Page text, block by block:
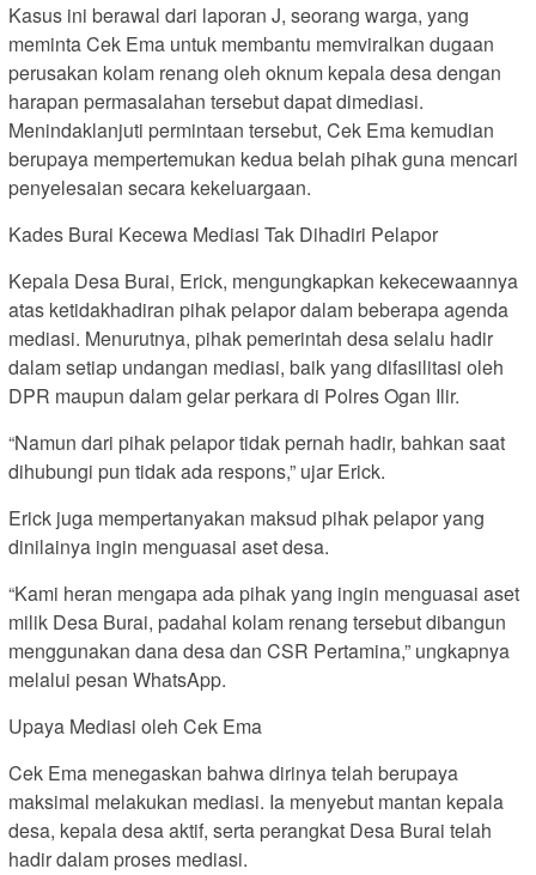
Kasus ini berawal dari laporan J, seorang warga, yang
meminta Cek Ema untuk membantu memviralkan dugaan
perusakan kolam renang oleh oknum kepala desa dengan
harapan permasalahan tersebut dapat dimediasi.
Menindaklanjuti permintaan tersebut, Cek Ema kemudian
berupaya mempertemukan kedua belah pihak guna mencari
penyelesaian secara kekeluargaan.
Kades Burai Kecewa Mediasi Tak Dihadiri Pelapor
Kepala Desa Burai, Erick, mengungkapkan kekecewaannya
atas ketidakhadiran pihak pelapor dalam beberapa agenda
mediasi. Menurutnya, pihak pemerintah desa selalu hadir
dalam setiap undangan mediasi, baik yang difasilitasi oleh
DPR maupun dalam gelar perkara di Polres Ogan Ilir.
“Namun dari pihak pelapor tidak pernah hadir, bahkan saat
dihubungi pun tidak ada respons,” ujar Erick.
Erick juga mempertanyakan maksud pihak pelapor yang
dinilainya ingin menguasai aset desa.
“Kami heran mengapa ada pihak yang ingin menguasai aset
milik Desa Burai, padahal kolam renang tersebut dibangun
menggunakan dana desa dan CSR Pertamina,” ungkapnya
melalui pesan WhatsApp.
Upaya Mediasi oleh Cek Ema
Cek Ema menegaskan bahwa dirinya telah berupaya
maksimal melakukan mediasi. Ia menyebut mantan kepala
desa, kepala desa aktif, serta perangkat Desa Burai telah
hadir dalam proses mediasi.